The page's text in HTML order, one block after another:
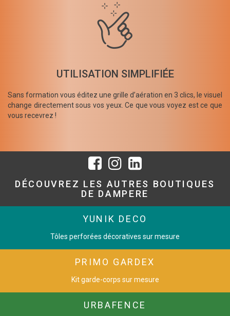
UTILISATION SIMPLIFIÉE
Sans formation vous éditez une grille d’aération en 3 clics, le visuel
change directement sous vos yeux. Ce que vous voyez est ce que
vous recevrez !
DÉCOUVREZ LES AUTRES BOUTIQUES
DE DAMPERE
YUNIK DECO
Tôles perforées décoratives sur mesure
PRIMO GARDEX
Kit garde-corps sur mesure
URBAFENCE